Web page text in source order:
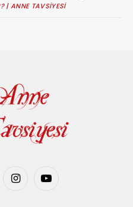
| ANNE TAVSIYESI
InstagramYouTube